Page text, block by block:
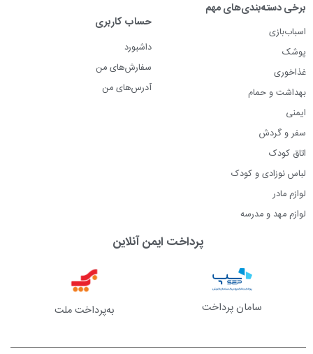
برخی دسته‌بندی‌های مهم
اسباب‌بازی
پوشک
غذاخوری
بهداشت و حمام
ایمنی
سفر و گردش
اتاق کودک
لباس نوزادی و کودک
لوازم مادر
لوازم مهد و مدرسه
حساب کاربری
داشبورد
سفارش‌های من
آدرس‌های من
پرداخت ایمن آنلاین
سامان پرداخت به‌پرداخت ملت